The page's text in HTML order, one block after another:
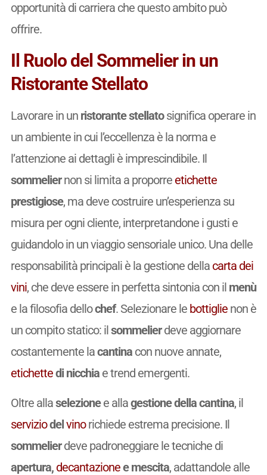
opportunità di carriera che questo ambito può
offrire.
Il Ruolo del Sommelier in un
Ristorante Stellato
Lavorare in un ristorante stellatosignifica operare in
un ambiente in cui l’eccellenza è la norma e
l’attenzione ai dettagli è imprescindibile. Il
sommeliernon si limita a proporre etichette
prestigiose, ma deve costruire un’esperienza su
misura per ogni cliente, interpretandone i gusti e
guidandolo in un viaggio sensoriale unico. Una delle
responsabilità principali è la gestione della carta dei
vini, che deve essere in perfetta sintonia con il menù
e la filosofia dellochef. Selezionare le bottiglienon è
un compito statico: ilsommelierdeve aggiornare
costantemente lacantinacon nuove annate,
etichettedi nicchiae trend emergenti.
Oltre allaselezionee allagestione della cantina, il
serviziodelvinorichiede estrema precisione. Il
sommelierdeve padroneggiare le tecniche di
apertura, decantazionee mescita, adattandole alle